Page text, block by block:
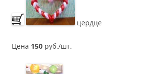
цердце
Цена 150 руб./шт.